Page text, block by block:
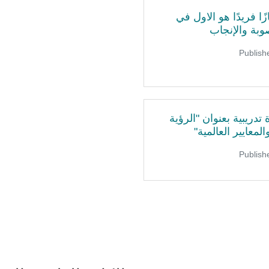
فريدًا هو الاول في
والإنجاب
بعنوان "الرؤية
العالمية"